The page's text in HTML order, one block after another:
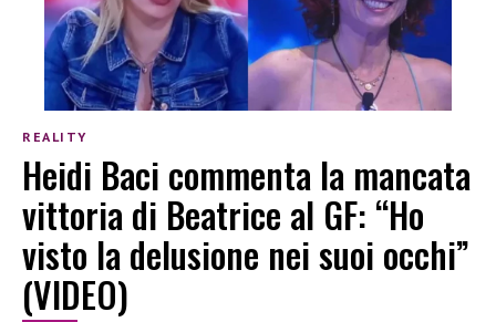
REALITY
Heidi Baci commenta la mancata
vittoria di Beatrice al GF: “Ho
visto la delusione nei suoi occhi”
(VIDEO)